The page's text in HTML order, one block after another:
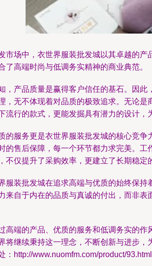
市场中，衣世界服装批发城以其卓越的
了高端时尚与低调务实精神的商业典范。
，产品质量是赢得客户信任的基石。因
，无不体现着对品质的极致追求。无论
流行的款式，更能发掘具有潜力的设计，
的服务更是衣世界服装批发城的核心竞
的售后保障，每一个环节都力求完美。
不仅提升了采购效率，更建立了长期稳定
服装批发城在追求高端与优质的始终保
来自于内在的品质与真诚的付出，而非
高端的产品、优质的服务和低调务实的
将继续秉持这一理念，不断创新与进步，
：http://www.nuomfm.com/product/93.html